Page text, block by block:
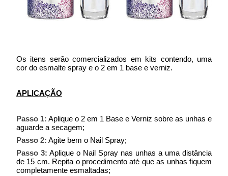
Os itens serão comercializados em kits contendo, uma
cor do esmalte spray e o 2 em 1 base e verniz.
APLICAÇÃO
Passo 1: Aplique o 2 em 1 Base e Verniz sobre as unhas e
aguarde a secagem;
Passo 2: Agite bem o Nail Spray;
Passo 3: Aplique o Nail Spray nas unhas a uma distância
de 15 cm. Repita o procedimento até que as unhas fiquem
completamente esmaltadas;